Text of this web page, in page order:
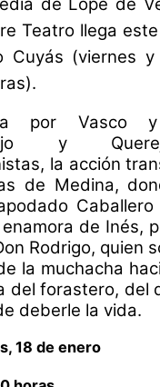
de Lope de
Teatro llega
Cuyás (viernes
por Vasco
y
la acción
de Medina,
de Inés,
Rodrigo, quien
la muchacha
del forastero, del
deberle la vida.
18 de enero